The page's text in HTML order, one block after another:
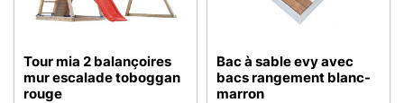
Tour mia 2 balançoires
mur escalade toboggan
rouge
Bac à sable evy avec
bacs rangement blanc-
marron